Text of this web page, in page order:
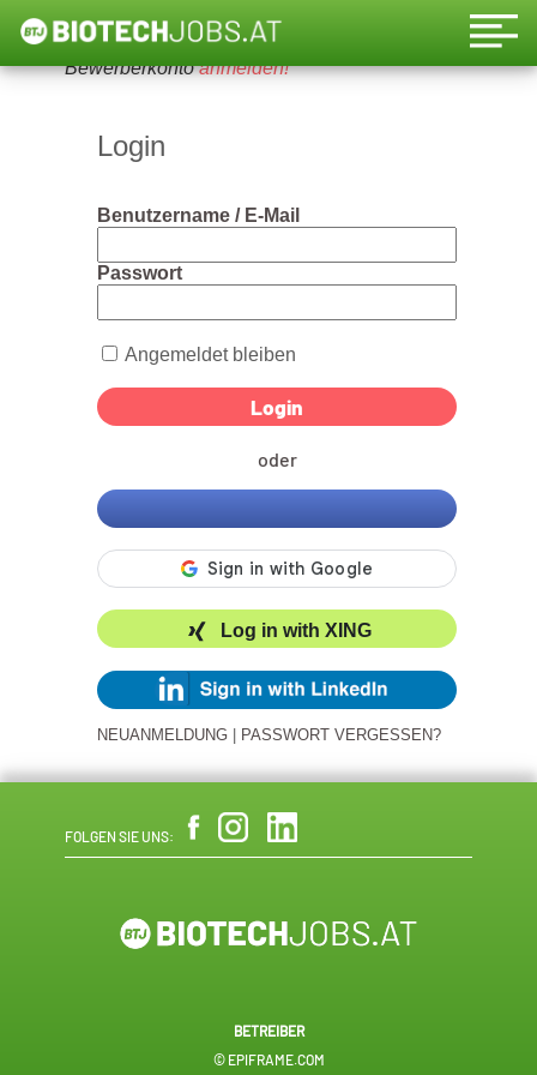
Um diese Funktion nutzen zu können, bitte ein
Bewerberkontoanmelden!
Login
Benutzername / E-Mail
Passwort
Angemeldet bleiben
oder
Log in with XING
NEUANMELDUNG PASSWORT VERGESSEN?
FOLGEN SIE UNS:
BETREIBER
© EPIFRAME.COM